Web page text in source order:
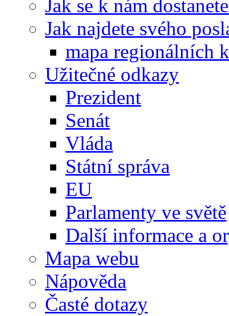
Jak se k nám
Jak najdete svého
mapa regionálních
Užitečné odkazy
Prezident
Senát
Vláda
Státní správa
EU
Parlamenty ve světě
Další informace a
Mapa webu
Nápověda
Časté dotazy